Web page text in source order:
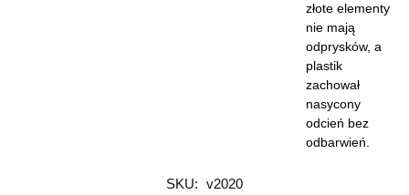
złote elementy
nie mają
odprysków, a
plastik
zachował
nasycony
odcień bez
odbarwień.
SKU: v2020